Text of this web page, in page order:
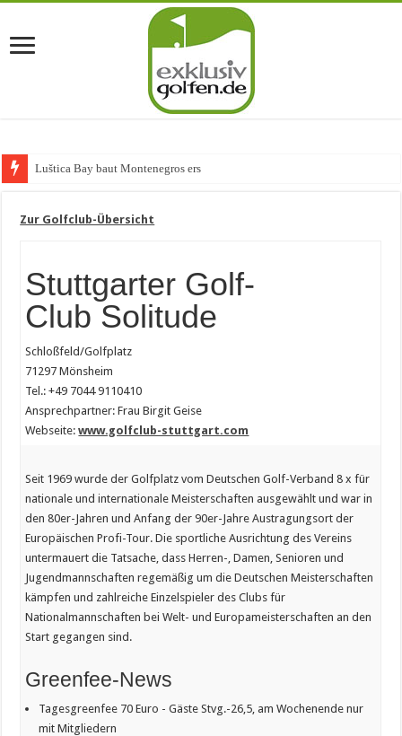
Luštica Bay baut Montenegros erste Golf-Comm
Zur Golfclub-Übersicht
Stuttgarter Golf-
Club Solitude
Schloßfeld/Golfplatz
71297 Mönsheim
Tel.: +49 7044 9110410
Ansprechpartner: Frau Birgit Geise
Webseite:www.golfclub-stuttgart.com
Seit 1969 wurde der Golfplatz vom Deutschen Golf-Verband 8 x für
nationale und internationale Meisterschaften ausgewählt und war in
den 80er-Jahren und Anfang der 90er-Jahre Austragungsort der
Europäischen Profi-Tour. Die sportliche Ausrichtung des Vereins
untermauert die Tatsache, dass Herren-, Damen, Senioren und
Jugendmannschaften regemäßig um die Deutschen Meisterschaften
kämpfen und zahlreiche Einzelspieler des Clubs für
Nationalmannschaften bei Welt- und Europameisterschaften an den
Start gegangen sind.
Greenfee-News
Tagesgreenfee 70 Euro - Gäste Stvg.-26,5, am Wochenende nur
mit Mitgliedern